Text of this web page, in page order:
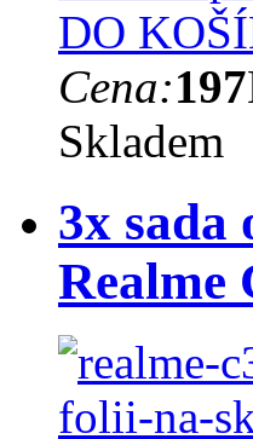
DO
Cena:197
Skladem
3x sada
Realme